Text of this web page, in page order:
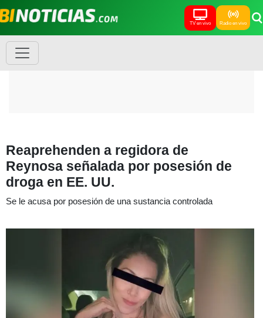
TV en vivo Radio en vivo
Reaprehenden a regidora de
Reynosa señalada por posesión de
droga en EE. UU.
Se le acusa por posesión de una sustancia controlada